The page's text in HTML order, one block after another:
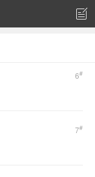

6#
7#